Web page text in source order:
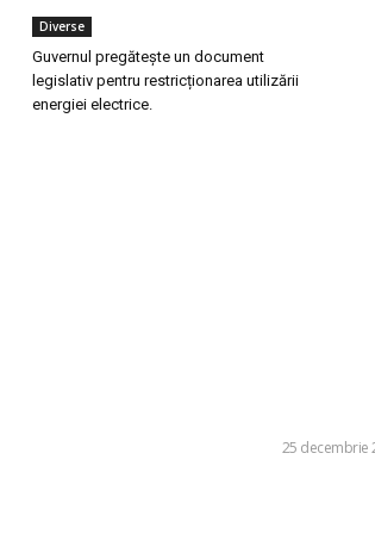
Diverse
Guvernul pregătește un document
legislativ pentru restricționarea utilizării
energiei electrice.
25 decembrie